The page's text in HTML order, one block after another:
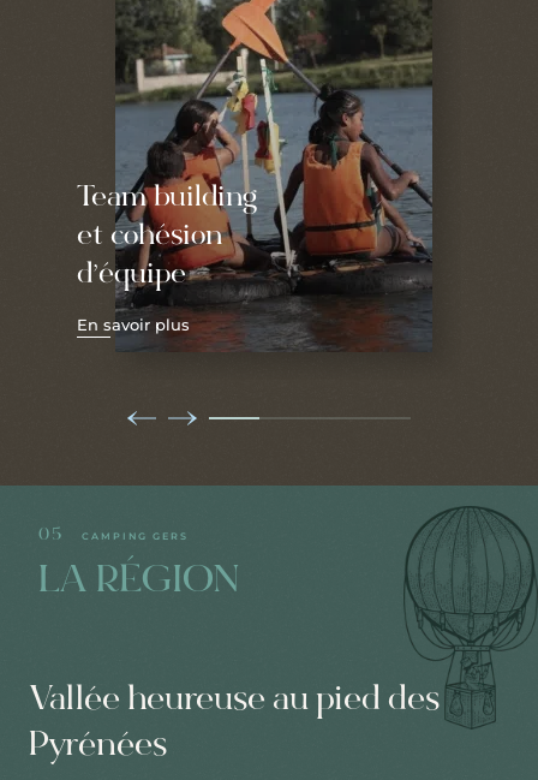
Team building
et cohésion
d’équipe
En savoir plus
05 CAMPING GERS
LA RÉGION
Vallée heureuse au pied des
Pyrénées